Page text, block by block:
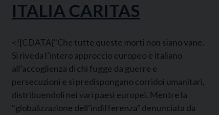
ITALIA CARITAS
<![CDATA["Che tutte queste morti non siano vane.
Si riveda l’intero approccio europeo e italiano
all’accoglienza di chi fugge da guerre e
persecuzioni e si predispongano corridoi umanitari,
distribuendoli nei vari paesi europei. Mentre la
"globalizzazione dell’indifferenza” denunciata da